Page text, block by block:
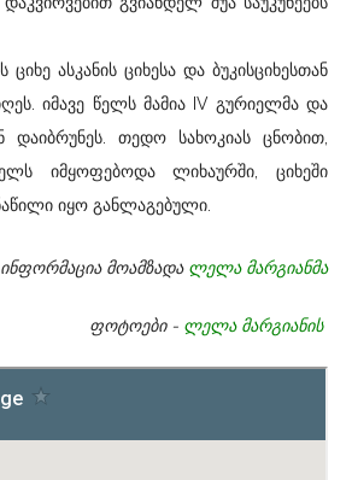
ასკანის ციხესა და ბუკისციხესთან
იმავე წელს მამია IV გურიელმა და
თედო სახოკიას ცნობით,
იმყოფებოდა ლიხაურში, ციხეში
იყო განლაგებული.
ინფორმაცია მოამზადა ლელა მარგიანმა
ფოტოები - ლელა მარგიანის